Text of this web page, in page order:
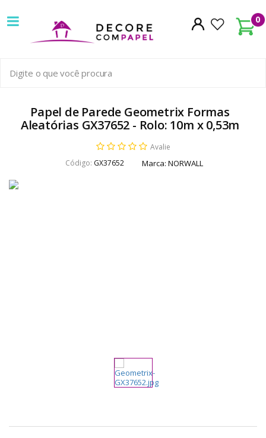
0
Decore
com
papel
pioneira
em
venda
Papel de Parede Geometrix Formas
Aleatórias GX37652 - Rolo: 10m x 0,53m
Avalie
Código: GX37652 Marca: NORWALL